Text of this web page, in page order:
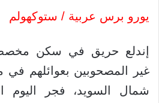
يورو برس عربية / ستوكهولم
إندلع حريق في سكن مخصص
غير المصحوبين بعوائلهم في